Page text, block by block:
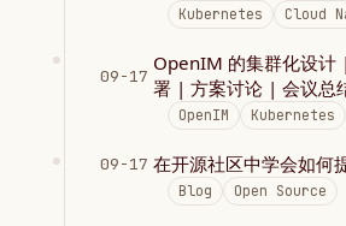
Kubernetes Cloud
09-17
OpenIM 的集群化设
署 | 方案讨论 | 会议总
OpenIM Kubernetes
09-17 在开源社区中学会如何
Blog Open Source